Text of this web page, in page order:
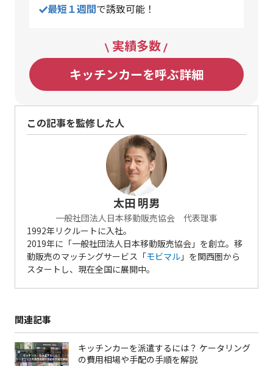
最短１週間で誘致可能！
実績多数
キッチンカーを呼ぶ詳細
この記事を監修した人
太田 明男
一般社団法人日本移動販売協会 代表理事
1992年リクルートに入社。
2019年に「一般社団法人日本移動販売協会」を創立。移
動販売のマッチングサービス「モビマル」を関西圏から
スタートし、現在全国に展開中。
関連記事
キッチンカーを派遣するには？ ケータリング
の費用相場や手配の手順を解説